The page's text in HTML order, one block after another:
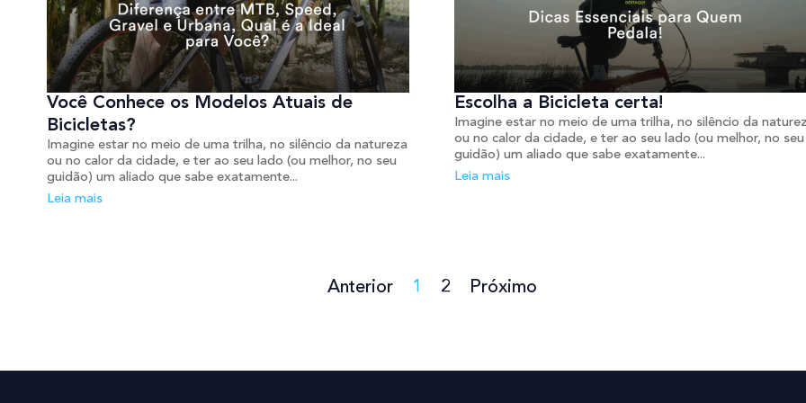
Você Conhece os Modelos Atuais de
Bicicletas?
Imagine estar no meio de uma trilha, no silêncio da natureza
ou no calor da cidade, e ter ao seu lado (ou melhor, no seu
guidão) um aliado que sabe exatamente...
Leia mais
Escolha a Bicicleta certa!
Imagine estar no meio de uma trilha, no silêncio da
ou no calor da cidade, e ter ao seu lado (ou melhor, no seu
guidão) um aliado que sabe exatamente...
Leia mais
Anterior 1 2 Próximo